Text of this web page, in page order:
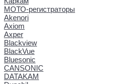
МОТО-регистраторы
Akenori
Axiom
Axper
Blackview
BlackVue
Bluesonic
CANSONIC
DATAKAM